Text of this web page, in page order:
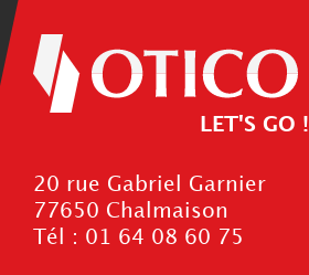
LET'S GO !
20 rue Gabriel Garnier
77650 Chalmaison
Tél : 01 64 08 60 75